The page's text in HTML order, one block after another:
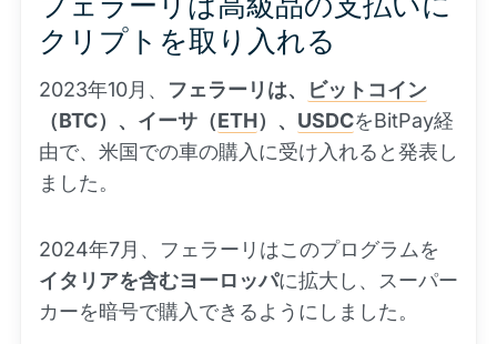
クリプトを取り入れる
2023年10月、 フェラーリは、
ビットコイン
（BTC）、イーサ（ETH）、 USDCをBitPay経
由で、米国での車の購入に受け入れると発表し
ました。
2024年7月、フェラーリはこのプログラムを
イタリアを含むヨーロッパに拡大し、スーパー
カーを暗号で購入できるようにしました。